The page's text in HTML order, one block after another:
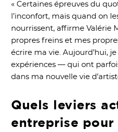
« Certaines épreuves du
l’inconfort, mais quand on
nourrissent, affirme Valérie
propres freins et mes
écrire ma vie. Aujourd’hui,
expériences — qui ont
dans ma nouvelle vie
Quels leviers
entreprise pour